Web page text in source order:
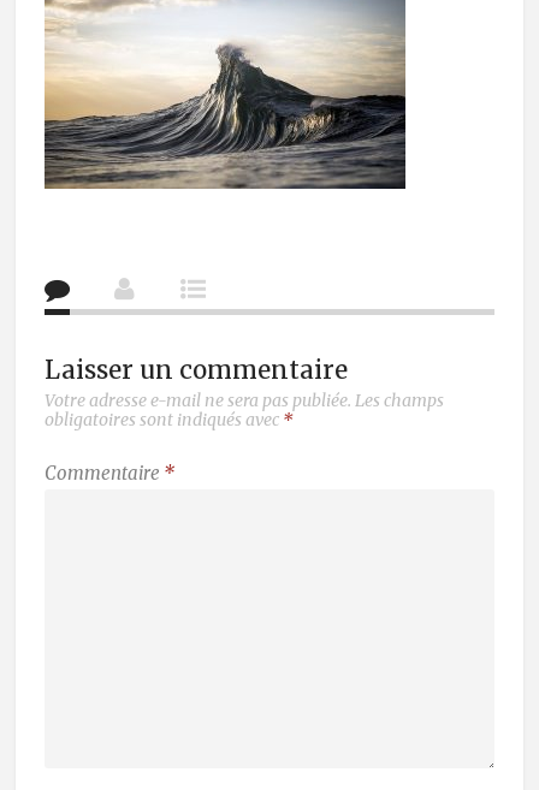
Laisser un commentaire
Votre adresse e-mail ne sera pas publiée. Les champs
obligatoires sont indiqués avec *
Commentaire *